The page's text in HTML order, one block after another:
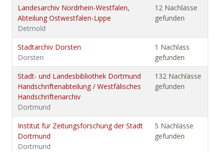
Landesarchiv Nordrhein-Westfalen,
Abteilung Ostwestfalen-Lippe
Detmold
12 Nachlässe
gefunden
Stadtarchiv Dorsten
Dorsten
1 Nachlass
gefunden
Stadt- und Landesbibliothek Dortmund
Handschriftenabteilung / Westfälisches
Handschriftenarchiv
Dortmund
132 Nachlässe
gefunden
Institut für Zeitungsforschung der Stadt
Dortmund
Dortmund
5 Nachlässe
gefunden